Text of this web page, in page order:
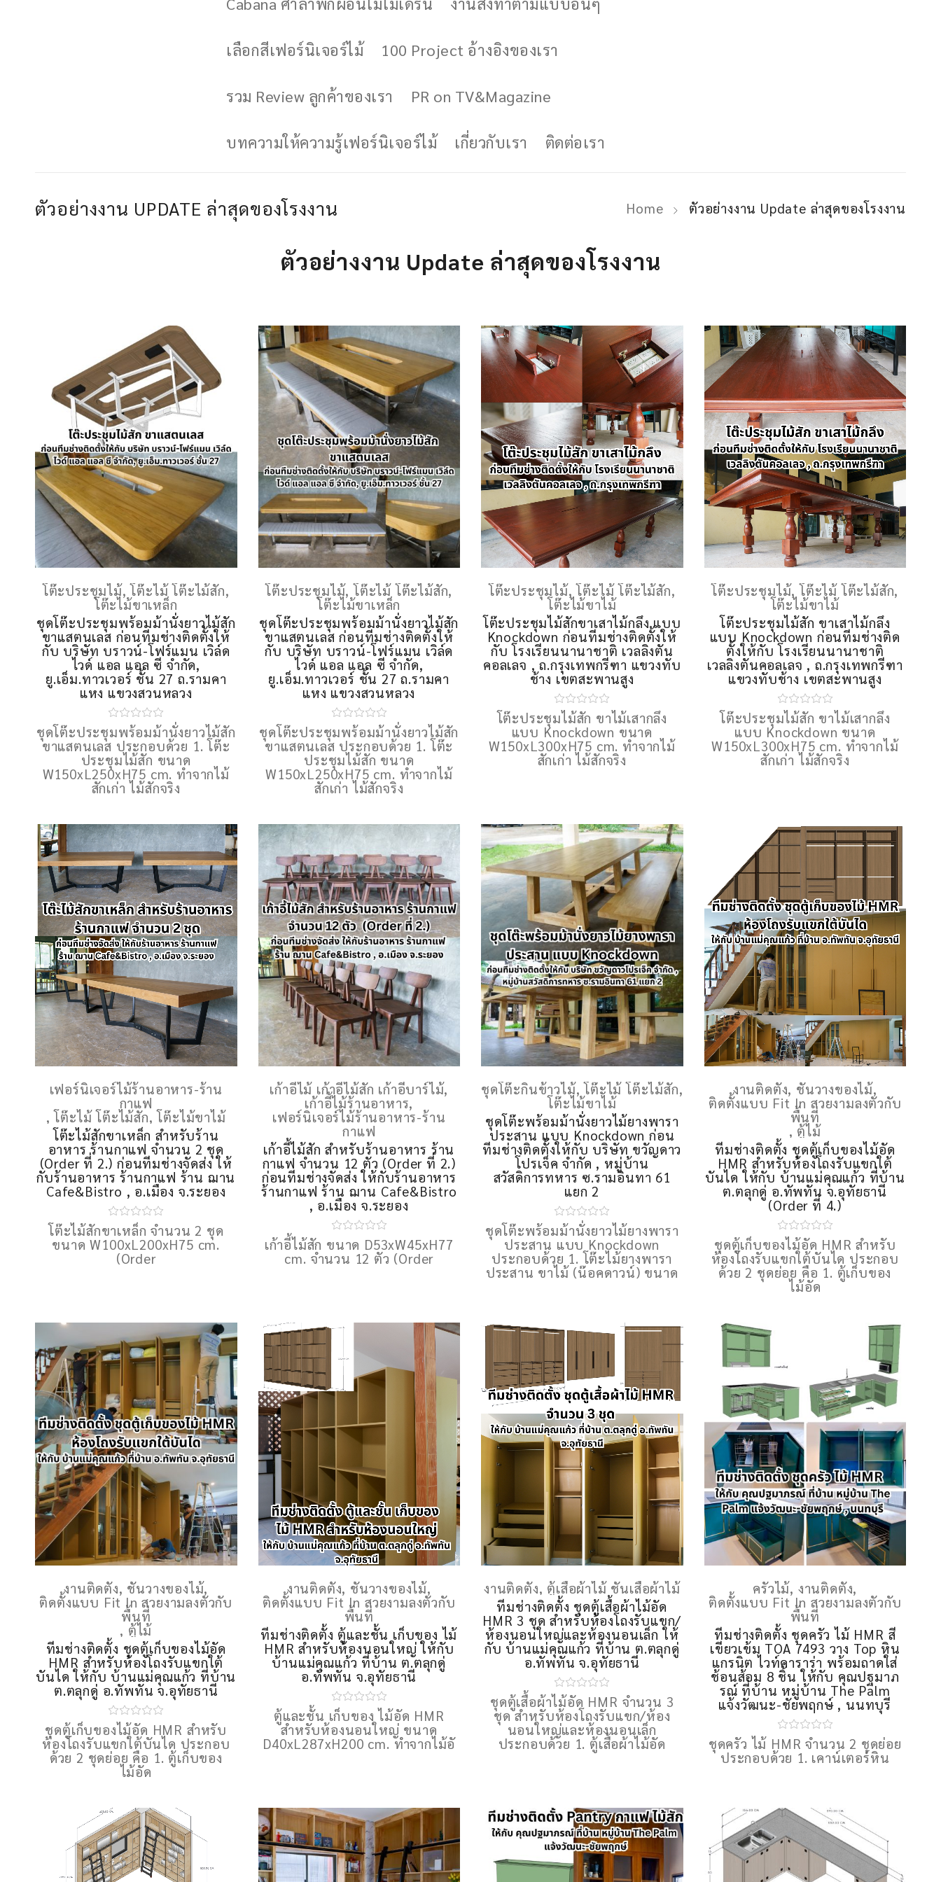
เลือกสีเฟอร์นิเจอร์ไม้ 100 Project อ้างอิงของเรา
รวม Review ลูกค้าของเรา PR on TV&Magazine
บทความให้ความรู้เฟอร์นิเจอร์ไม้ เกี่ยวกับเรา ติดต่อเรา
Home ตัวอย่างงาน Update ล่าสุดของโรงงาน
ตัวอย่างงาน UPDATE ล่าสุดของโรงงาน
ตัวอย่างงาน Update ล่าสุดของโรงงาน
โต๊ะประชุมไม้,โต๊ะไม้ โต๊ะไม้สัก,
โต๊ะไม้ขาเหล็ก
ชุดโต๊ะประชุมพร้อมม้านั่งยาวไม้สัก
ขาแสตนเลส ก่อนทีมช่างติดตั้งให้
กับ บริษัท บราวน์-โฟร์แมน เวิล์ด
ไวด์ แอล แอล ซี จำกัด,
ยู.เอ็ม.ทาวเวอร์ ชั้น 27 ถ.รามคา
แหง แขวงสวนหลวง
ชุดโต๊ะประชุมพร้อมม้านั่งยาวไม้สัก
ขาแสตนเลส ประกอบด้วย 1. โต๊ะ
ประชุมไม้สัก ขนาด
W150xL250xH75 cm. ทำจากไม้
สักเก่า ไม้สักจริง
โต๊ะประชุมไม้,โต๊ะไม้ โต๊ะไม้สัก,
โต๊ะไม้ขาเหล็ก
ชุดโต๊ะประชุมพร้อมม้านั่งยาวไม้สัก
ขาแสตนเลส ก่อนทีมช่างติดตั้งให้
กับ บริษัท บราวน์-โฟร์แมน เวิล์ด
ไวด์ แอล แอล ซี จำกัด,
ยู.เอ็ม.ทาวเวอร์ ชั้น 27 ถ.รามคา
แหง แขวงสวนหลวง
ชุดโต๊ะประชุมพร้อมม้านั่งยาวไม้สัก
ขาแสตนเลส ประกอบด้วย 1. โต๊ะ
ประชุมไม้สัก ขนาด
W150xL250xH75 cm. ทำจากไม้
สักเก่า ไม้สักจริง
โต๊ะประชุมไม้,โต๊ะไม้ โต๊ะไม้สัก,
โต๊ะไม้ขาไม้
โต๊ะประชุมไม้สักขาเสาไม้กลึง แบบ
Knockdown ก่อนทีมช่างติดตั้งให้
กับ โรงเรียนนานาชาติ เวลลิงตัน
คอลเลจ , ถ.กรุงเทพกรีฑา แขวงทับ
ช้าง เขตสะพานสูง
โต๊ะประชุมไม้สัก ขาไม้เสากลึง
แบบ Knockdown ขนาด
W150xL300xH75 cm. ทำจากไม้
สักเก่า ไม้สักจริง
โต๊ะประชุมไม้,โต๊ะไม้ โต๊ะไม้สัก,
โต๊ะไม้ขาไม้
โต๊ะประชุมไม้สัก ขาเสาไม้กลึง
แบบ Knockdown ก่อนทีมช่างติด
ตั้งให้กับ โรงเรียนนานาชาติ
เวลลิงตันคอลเลจ , ถ.กรุงเทพกรีฑา
แขวงทับช้าง เขตสะพานสูง
โต๊ะประชุมไม้สัก ขาไม้เสากลึง
แบบ Knockdown ขนาด
W150xL300xH75 cm. ทำจากไม้
สักเก่า ไม้สักจริง
เฟอร์นิเจอร์ไม้ร้านอาหาร-ร้าน
กาแฟ
,โต๊ะไม้ โต๊ะไม้สัก,โต๊ะไม้ขาไม้
โต๊ะไม้สักขาเหล็ก สำหรับร้าน
อาหาร ร้านกาแฟ จำนวน 2 ชุด
(Order ที่ 2.) ก่อนทีมช่างจัดส่ง ให้
กับร้านอาหาร ร้านกาแฟ ร้าน ฌาน
Cafe&Bistro , อ.เมือง จ.ระยอง
โต๊ะไม้สักขาเหล็ก จำนวน 2 ชุด
ขนาด W100xL200xH75 cm.
(Order
เก้าอี้ไม้ เก้าอี้ไม้สัก เก้าอี้บาร์ไม้,
เก้าอี้ไม้ร้านอาหาร,
เฟอร์นิเจอร์ไม้ร้านอาหาร-ร้าน
กาแฟ
เก้าอี้ไม้สัก สำหรับร้านอาหาร ร้าน
กาแฟ จำนวน 12 ตัว (Order ที่ 2.)
ก่อนทีมช่างจัดส่ง ให้กับร้านอาหาร
ร้านกาแฟ ร้าน ฌาน Cafe&Bistro
, อ.เมือง จ.ระยอง
เก้าอี้ไม้สัก ขนาด D53xW45xH77
cm. จำนวน 12 ตัว (Order
ชุดโต๊ะกินข้าวไม้,โต๊ะไม้ โต๊ะไม้สัก,
โต๊ะไม้ขาไม้
ชุดโต๊ะพร้อมม้านั่งยาวไม้ยางพารา
ประสาน แบบ Knockdown ก่อน
ทีมช่างติดตั้งให้กับ บริษัท ขวัญดาว
โปรเจ็ค จำกัด , หมู่บ้าน
สวัสดิการทหาร ซ.รามอินทา 61
แยก 2
ชุดโต๊ะพร้อมม้านั่งยาวไม้ยางพารา
ประสาน แบบ Knockdown
ประกอบด้วย 1. โต๊ะไม้ยางพารา
ประสาน ขาไม้ (น๊อคดาวน์) ขนาด
งานติดตั้ง, ชั้นวางของไม้,
ติดตั้งแบบ Fit In สวยงามลงตัวกับ
พื้นที่
, ตู้ไม้
ทีมช่างติดตั้ง ชุดตู้เก็บของไม้อัด
HMR สำหรับห้องโถงรับแขกใต้
บันได ให้กับ บ้านแม่คุณแก้ว ที่บ้าน
ต.ตลุกดู่ อ.ทัพทัน จ.อุทัยธานี
(Order ที่ 4.)
ชุดตู้เก็บของไม้อัด HMR สำหรับ
ห้องโถงรับแขกใต้บันได ประกอบ
ด้วย 2 ชุดย่อย คือ 1. ตู้เก็บของ
ไม้อัด
งานติดตั้ง, ชั้นวางของไม้,
ติดตั้งแบบ Fit In สวยงามลงตัวกับ
พื้นที่
, ตู้ไม้
ทีมช่างติดตั้ง ชุดตู้เก็บของไม้อัด
HMR สำหรับห้องโถงรับแขกใต้
บันได ให้กับ บ้านแม่คุณแก้ว ที่บ้าน
ต.ตลุกดู่ อ.ทัพทัน จ.อุทัยธานี
ชุดตู้เก็บของไม้อัด HMR สำหรับ
ห้องโถงรับแขกใต้บันได ประกอบ
ด้วย 2 ชุดย่อย คือ 1. ตู้เก็บของ
ไม้อัด
งานติดตั้ง, ชั้นวางของไม้,
ติดตั้งแบบ Fit In สวยงามลงตัวกับ
พื้นที่
ทีมช่างติดตั้ง ตู้และชั้น เก็บของ ไม้
HMR สำหรับห้องนอนใหญ่ ให้กับ
บ้านแม่คุณแก้ว ที่บ้าน ต.ตลุกดู่
อ.ทัพทัน จ.อุทัยธานี
ตู้และชั้น เก็บของ ไม้อัด HMR
สำหรับห้องนอนใหญ่ ขนาด
D40xL287xH200 cm. ทำจากไม้อั
งานติดตั้ง, ตู้เสื้อผ้าไม้ ชั้นเสื้อผ้าไม้
ทีมช่างติดตั้ง ชุดตู้เสื้อผ้าไม้อัด
HMR 3 ชุด สำหรับห้องโถงรับแขก/
ห้องนอนใหญ่และห้องนอนเล็ก ให้
กับ บ้านแม่คุณแก้ว ที่บ้าน ต.ตลุกดู่
อ.ทัพทัน จ.อุทัยธานี
ชุดตู้เสื้อผ้าไม้อัด HMR จำนวน 3
ชุด สำหรับห้องโถงรับแขก/ห้อง
นอนใหญ่และห้องนอนเล็ก
ประกอบด้วย 1. ตู้เสื้อผ้าไม้อัด
ครัวไม้, งานติดตั้ง,
ติดตั้งแบบ Fit In สวยงามลงตัวกับ
พื้นที่
ทีมช่างติดตั้ง ชุดครัว ไม้ HMR สี
เขียวเข้ม TOA 7493 วาง Top หิน
แกรนิต ไวท์คาราร่า พร้อมถาดใส่
ช้อนส้อม 8 ชิ้น ให้กับ คุณปฐมาภ
รณ์ ที่บ้าน หมู่บ้าน The Palm
แจ้งวัฒนะ-ชัยพฤกษ์ , นนทบุรี
ชุดครัว ไม้ HMR จำนวน 2 ชุดย่อย
ประกอบด้วย 1. เคาน์เตอร์หิน